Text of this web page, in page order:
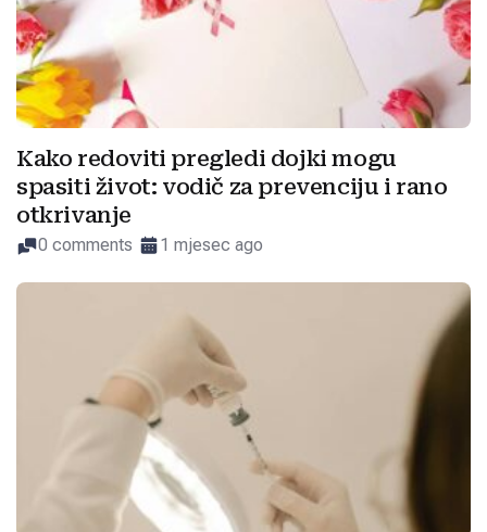
Kako redoviti pregledi dojki mogu
spasiti život: vodič za prevenciju i rano
otkrivanje
0 comments 1 mjesec ago